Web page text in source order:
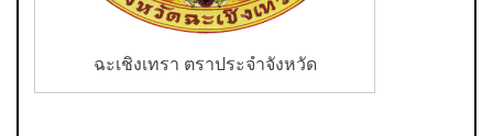
ฉะเชิงเทรา ตราประจำจังหวัด